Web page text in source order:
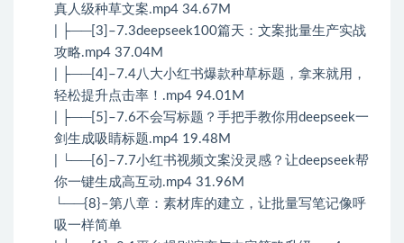
真人级种草文案.mp4 34.67M
| ├──[3]–7.3deepseek100篇天：文案批量生产实战
攻略.mp4 37.04M
| ├──[4]–7.4八大小红书爆款种草标题，拿来就用，
轻松提升点击率！.mp4 94.01M
| ├──[5]–7.6不会写标题？手把手教你用deepseek一
剑生成吸睛标题.mp4 19.48M
| └──[6]–7.7小红书视频文案没灵感？让deepseek帮
你一键生成高互动.mp4 31.96M
└──{8}–第八章：素材库的建立，让批量写笔记像呼
吸一样简单